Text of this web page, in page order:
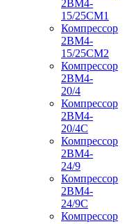
2ВМ4-
15/25СМ1
Компрессор
2ВМ4-
15/25СМ2
Компрессор
2ВМ4-
20/4
Компрессор
2ВМ4-
20/4С
Компрессор
2ВМ4-
24/9
Компрессор
2ВМ4-
24/9С
Компрессор